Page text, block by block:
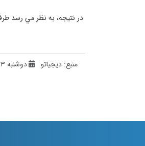
منبع: دیجیاتو دوشنبه ۲۳ تیر ۱۴۰۴